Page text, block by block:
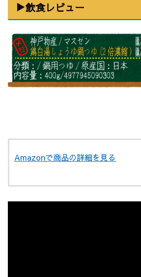
▶飲食レビュー
Amazonで商品の詳細を見る